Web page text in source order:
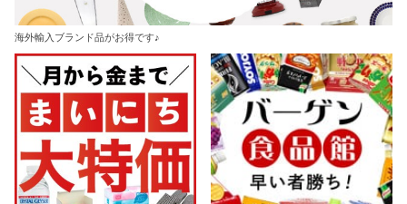
海外輸入ブランド品がお得です♪